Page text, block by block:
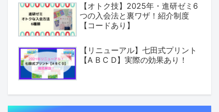
【オトク技】2025年・進研ゼミ6
つの入会法と裏ワザ！紹介制度
【コードあり】
【リニューアル】七田式プリント
【A B C D】実際の効果あり！